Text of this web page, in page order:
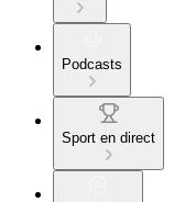
Podcasts
Sport en direct